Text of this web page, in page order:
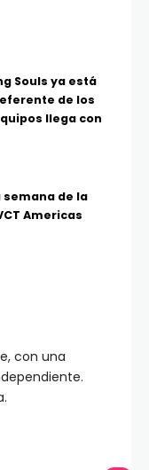
con una
Souls ya está
de los
llega con
semana de la
Americas